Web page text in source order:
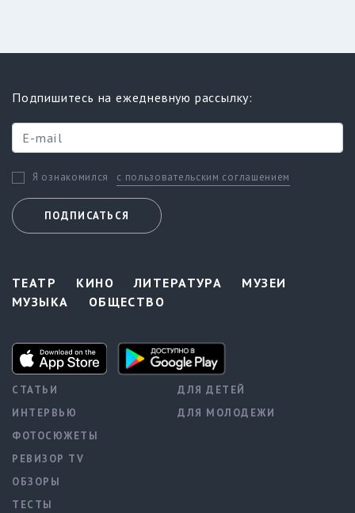
Подпишитесь на ежедневную рассылку:
Я ознакомился с пользовательским соглашением
ПОДПИСАТЬСЯ
ТЕАТР КИНО ЛИТЕРАТУРА
МУЗЕИ
МУЗЫКА
ОБЩЕСТВО
СТАТЬИ
ИНТЕРВЬЮ
ФОТОСЮЖЕТЫ
РЕВИЗОР TV
ОБЗОРЫ
ТЕСТЫ
ДЛЯ ДЕТЕЙ
ДЛЯ МОЛОДЕЖИ